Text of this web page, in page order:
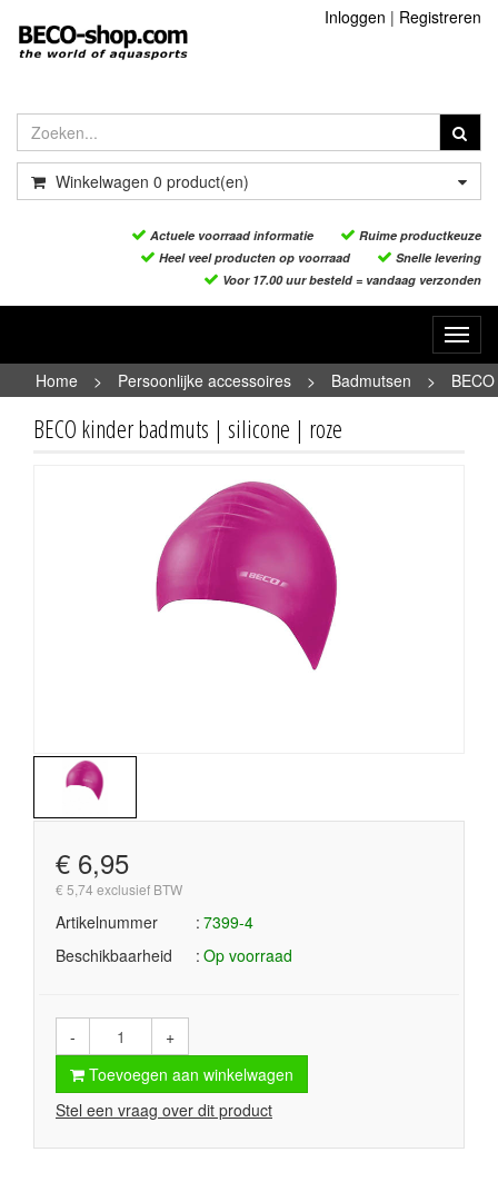
Inloggen | Registreren
Winkelwagen 0 product(en)
Actuele voorraad informatie
Ruime productkeuze
Heel veel producten op voorraad
Snelle levering
Voor 17.00 uur besteld = vandaag verzonden
Home
> Persoonlijke accessoires > Badmutsen >
BECO
kinder badmuts | silicone | roze
BECO kinder badmuts | silicone | roze
€ 6,95
€ 5,74 exclusief BTW
Artikelnummer
7399-4
Beschikbaarheid
Op voorraad
-
+
Toevoegen aan winkelwagen
Stel een vraag over dit product